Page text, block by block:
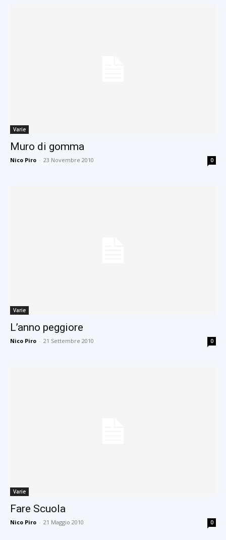
Varie
Muro di gomma
Nico Piro - 23 Novembre 2010 0
Varie
L’anno peggiore
Nico Piro - 21 Settembre 2010 0
Varie
Fare Scuola
Nico Piro - 21 Maggio 2010 0